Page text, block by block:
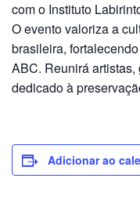
com o Instituto
O evento valoriza a
brasileira,
ABC. Reunirá
dedicado à
Adicionar ao